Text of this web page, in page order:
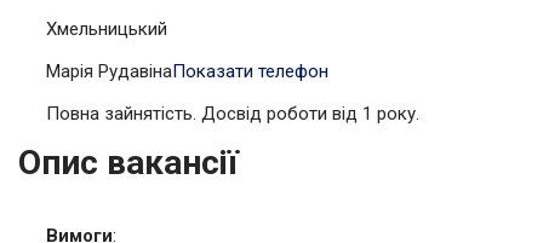
Хмельницький
Марія РудавінаПоказати телефон
Повна зайнятість. Досвід роботи від 1 року.
Опис вакансії
Вимоги: